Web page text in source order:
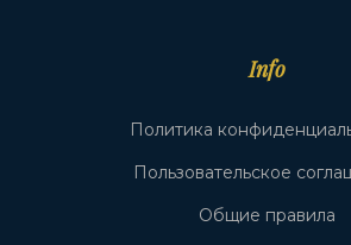
Info
Политика
Пользовательское
Общие правила